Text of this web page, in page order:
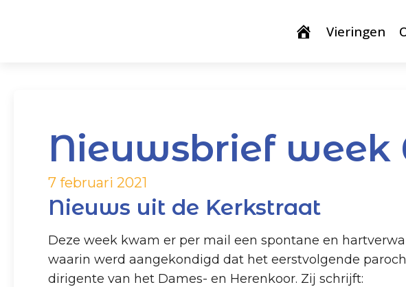
Vieringen
Nieuwsbrief week
7 februari 2021
Nieuws uit de Kerkstraat
Deze week kwam er per mail een spontane en
waarin werd aangekondigd dat het eerstvolgende
dirigente van het Dames- en Herenkoor. Zij schrijft: